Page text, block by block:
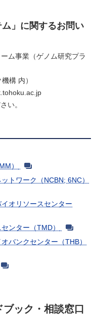
ム」に関するお問い
ム事業（ゲノム研究プラ
構 内）
い。
）
トワーク（NCBN; 6NC）
オリソースセンター
ンター（TMD）
バンクセンター（THB）
ック・相談窓口